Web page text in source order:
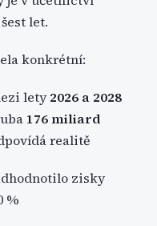
let.
konkrétní:
lety2026 a 2028
176 miliard
realitě
zisky
%